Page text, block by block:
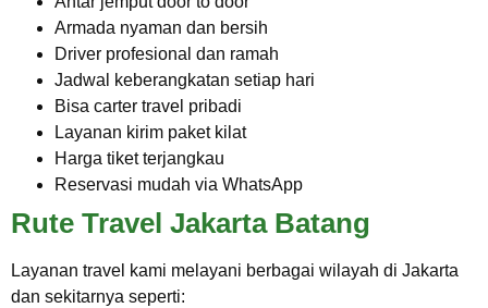
Armada nyaman dan bersih
Driver profesional dan ramah
Jadwal keberangkatan setiap hari
Bisa carter travel pribadi
Layanan kirim paket kilat
Harga tiket terjangkau
Reservasi mudah via WhatsApp
Rute Travel Jakarta Batang
Layanan travel kami melayani berbagai wilayah di Jakarta
dan sekitarnya seperti: